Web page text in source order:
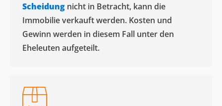
Scheidung nicht in Betracht, kann die
Immobilie verkauft werden. Kosten und
Gewinn werden in diesem Fall unter den
Eheleuten aufgeteilt.​